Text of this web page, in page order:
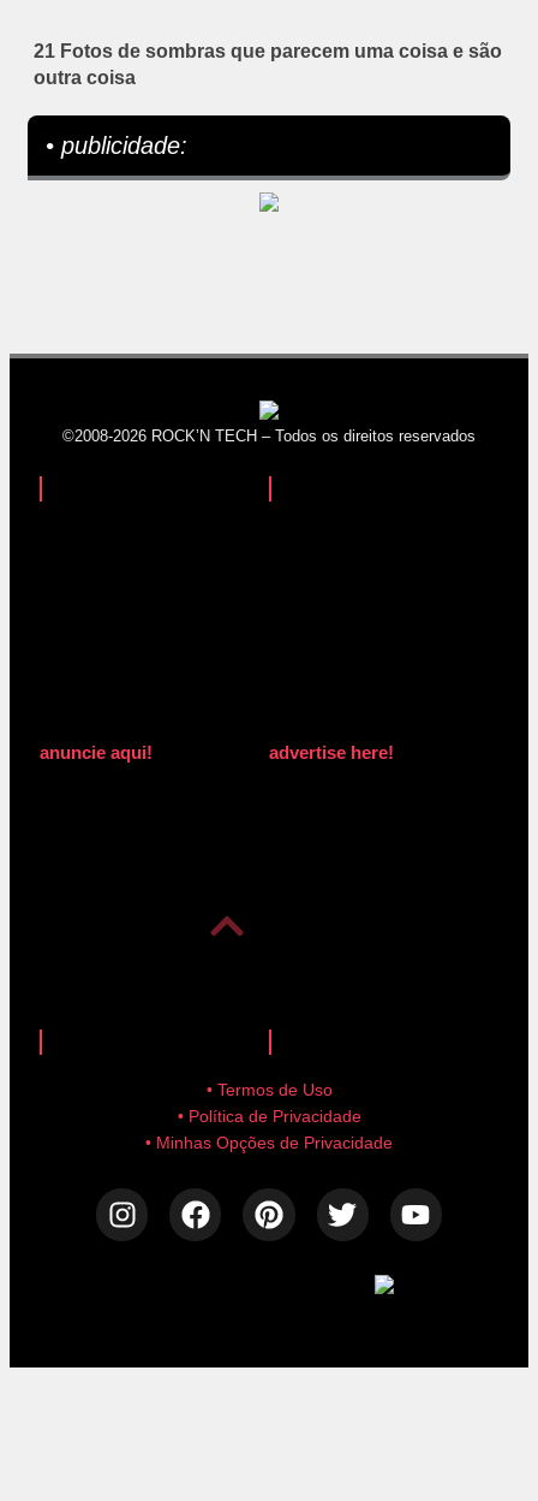
21 Fotos de sombras que parecem uma coisa e são
outra coisa
• publicidade:
©2008-2026 ROCK’N TECH – Todos os direitos reservados
anuncie aqui! advertise here!
• Termos de Uso
• Política de Privacidade
• Minhas Opções de Privacidade